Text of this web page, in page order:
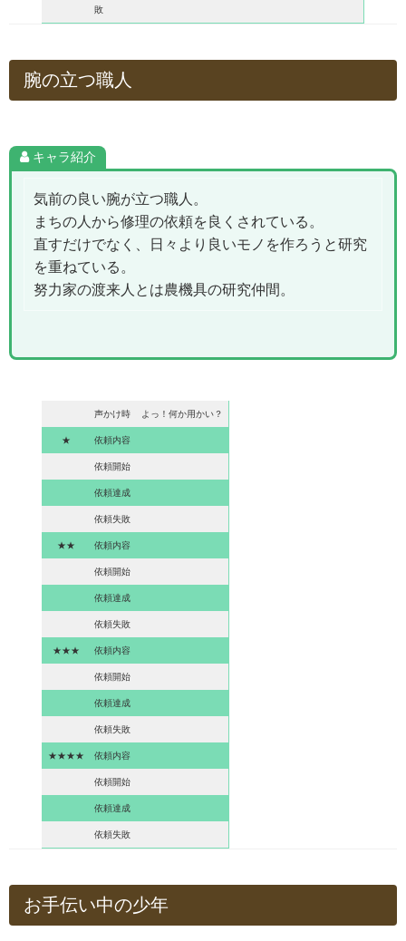
敗
腕の立つ職人
キャラ紹介
気前の良い腕が立つ職人。
まちの人から修理の依頼を良くされている。
直すだけでなく、日々より良いモノを作ろうと研究
を重ねている。
努力家の渡来人とは農機具の研究仲間。
声かけ時 よっ！何か用かい？
★ 依頼内容
依頼開始
依頼達成
依頼失敗
★★ 依頼内容
依頼開始
依頼達成
依頼失敗
★★★ 依頼内容
依頼開始
依頼達成
依頼失敗
★★★★ 依頼内容
依頼開始
依頼達成
依頼失敗
お手伝い中の少年